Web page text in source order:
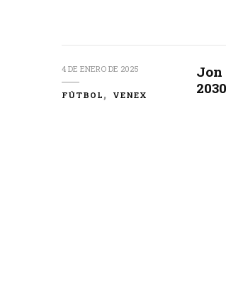
4 DE ENERO DE 2025
FÚTBOL VENEX
Jon
2030